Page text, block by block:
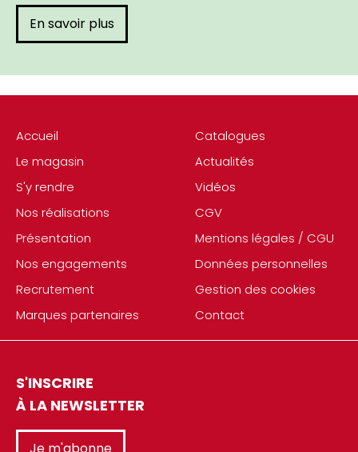
Accueil
Le magasin
S'y rendre
Nos réalisations
Présentation
Nos engagements
Recrutement
Marques partenaires
Catalogues
Actualités
Vidéos
CGV
Mentions légales / CGU
Données personnelles
Gestion des cookies
Contact
S'INSCRIRE
À LA NEWSLETTER
Je m'abonne
En savoir plus